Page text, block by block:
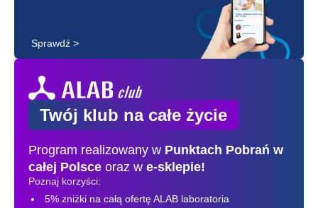
Sprawdź >
Twój klub na całe życie
Program realizowany w Punktach Pobrań w
całej Polsce oraz w e-sklepie!
Poznaj korzyści:
5% zniżki na całą ofertę ALAB laboratoria